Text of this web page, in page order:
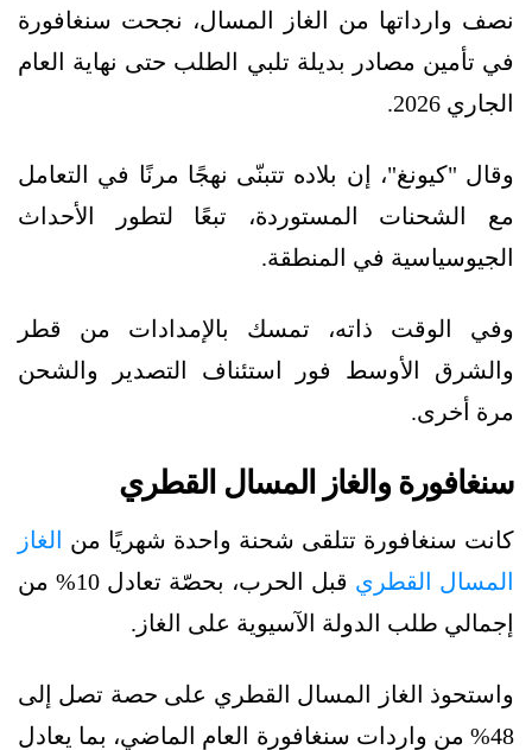
نصف وارداتها من الغاز المسال، نجحت سنغافورة
في تأمين مصادر بديلة تلبي الطلب حتى نهاية العام
الجاري 2026.
وقال "كيونغ"، إن بلاده تتبنّى نهجًا مرنًا في التعامل
مع الشحنات المستوردة، تبعًا لتطور الأحداث
الجيوسياسية في المنطقة.
وفي الوقت ذاته، تمسك بالإمدادات من قطر
والشرق الأوسط فور استئناف التصدير والشحن
مرة أخرى.
سنغافورة والغاز المسال القطري
كانت سنغافورة تتلقى شحنة واحدة شهريًا من الغاز
المسال القطري
قبل الحرب، بحصّة تعادل 10% من
إجمالي طلب الدولة الآسيوية على الغاز.
واستحوذ الغاز المسال القطري على حصة تصل إلى
48% من واردات سنغافورة العام الماضي، بما يعادل